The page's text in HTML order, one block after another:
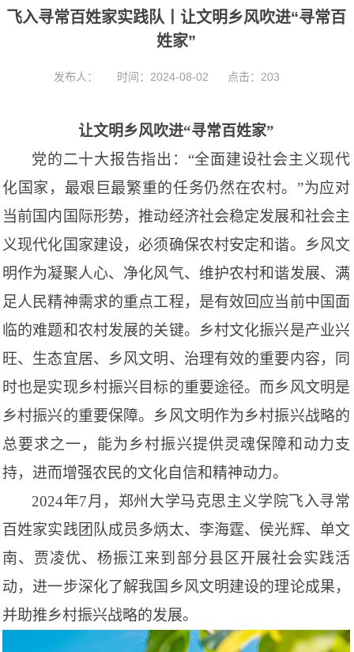
t
飞入寻常百姓家实践队丨让文明乡风吹进“寻常百
姓家”
发布人： 时间：2024-08-02 点击： 203
让文明乡风吹进“寻常百姓家”
党的二十大报告指出： “全面建设社会主义现代
化国家，最艰巨最繁重的任务仍然在农村。”为应对
当前国内国际形势，推动经济社会稳定发展和社会主
义现代化国家建设，必须确保农村安定和谐。乡风文
明作为凝聚人心、净化风气、维护农村和谐发展、满
足人民精神需求的重点工程，是有效回应当前中国面
临的难题和农村发展的关键。乡村文化振兴是产业兴
旺、生态宜居、乡风文明、治理有效的重要内容，同
时也是实现乡村振兴目标的重要途径。而乡风文明是
乡村振兴的重要保障。乡风文明作为乡村振兴战略的
总要求之一，能为乡村振兴提供灵魂保障和动力支
持，进而增强农民的文化自信和精神动力。
2024年7月，郑州大学马克思主义学院飞入寻常
百姓家实践团队成员多炳太、李海霆、侯光辉、单文
南、贾凌优、杨振江来到部分县区开展社会实践活
动，进一步深化了解我国乡风文明建设的理论成果，
并助推乡村振兴战略的发展。